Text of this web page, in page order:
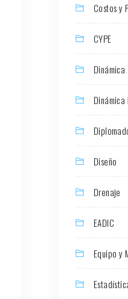
Costos y
CYPE
Dinámica
Dinámica
Diseño
Drenaje
EADIC
Equipo y